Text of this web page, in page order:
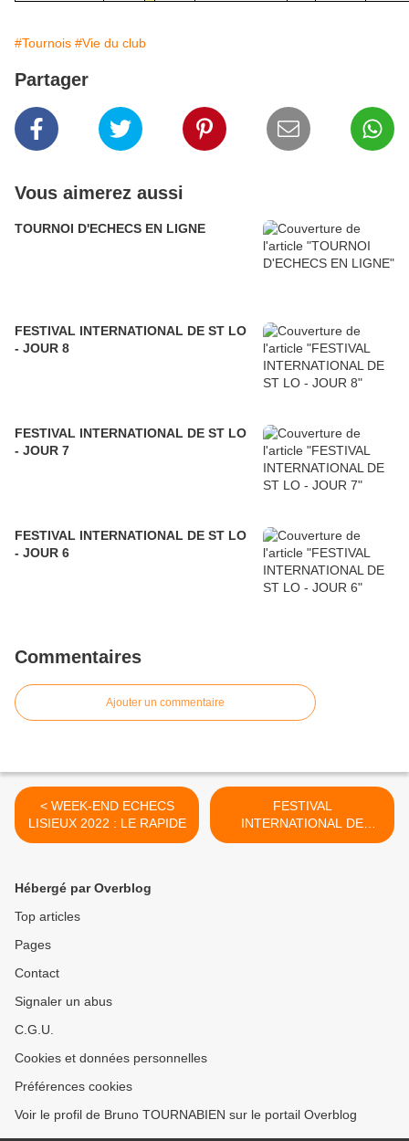
#Tournois #Vie du club
Partager
Vous aimerez aussi
TOURNOI D'ECHECS EN LIGNE
FESTIVAL INTERNATIONAL DE ST LO
- JOUR 8
FESTIVAL INTERNATIONAL DE ST LO
- JOUR 7
FESTIVAL INTERNATIONAL DE ST LO
- JOUR 6
Commentaires
Ajouter un commentaire
< WEEK-END ECHECS
LISIEUX 2022 : LE RAPIDE
FESTIVAL
INTERNATIONAL DE
SAINT-LO : JOUR 2 >
Hébergé par Overblog
Top articles
Pages
Contact
Signaler un abus
C.G.U.
Cookies et données personnelles
Préférences cookies
Voir le profil de Bruno TOURNABIEN sur le portail Overblog